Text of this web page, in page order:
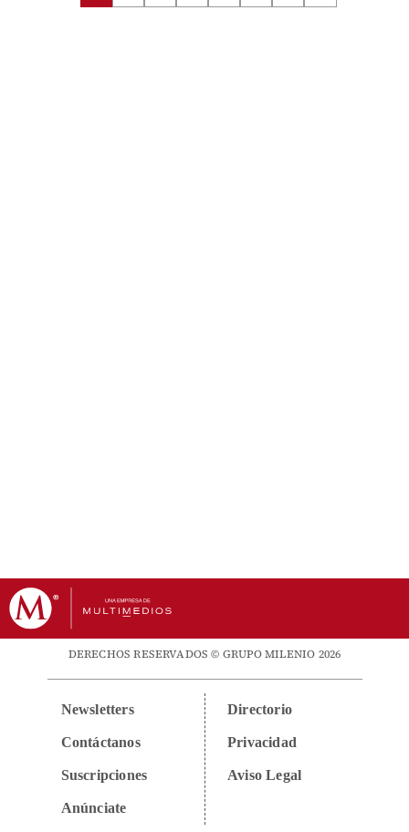
DERECHOS RESERVADOS © GRUPO MILENIO 2026
Newsletters
Contáctanos
Suscripciones
Anúnciate
Directorio
Privacidad
Aviso Legal